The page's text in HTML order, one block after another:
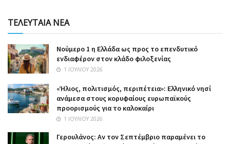
ΤΕΛΕΥΤΑΙΑ ΝΕΑ
Nούμερο 1 η Ελλάδα ως προς το επενδυτικό
ενδιαφέρον στον κλάδο φιλοξενίας
1 ΙΟΥΛΊΟΥ 2026
«Ήλιος, πολιτισμός, περιπέτεια»: Ελληνικό νησί
ανάμεσα στους κορυφαίους ευρωπαϊκούς
προορισμούς για το καλοκαίρι
1 ΙΟΥΛΊΟΥ 2026
Γερουλάνος: Αν τον Σεπτέμβριο παραμένει το